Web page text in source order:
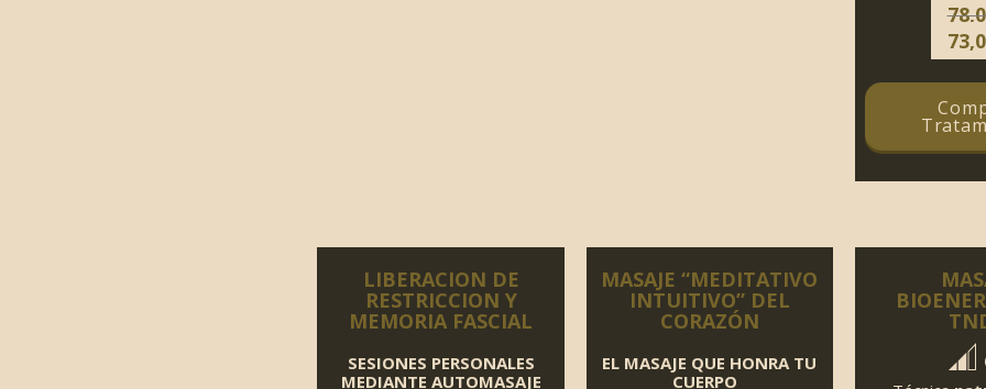
era:
LIBERACION DE
RESTRICCION Y
MEMORIA FASCIAL
SESIONES PERSONALES
MEDIANTE AUTOMASAJE
MASAJE “MEDITATIVO
INTUITIVO” DEL
CORAZÓN
EL MASAJE QUE HONRA TU
CUERPO